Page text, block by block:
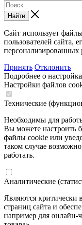
Найти
Сайт использует
пользователей сайта,
персонализированных
Принять Отклонить
Подробнее о
Настройки файлов
Технические
Необходимы для
Вы можете настроить
файлы cookie или
таком случае
работать.
Аналитические
Являются критически
страниц сайта и
например для онлайн-